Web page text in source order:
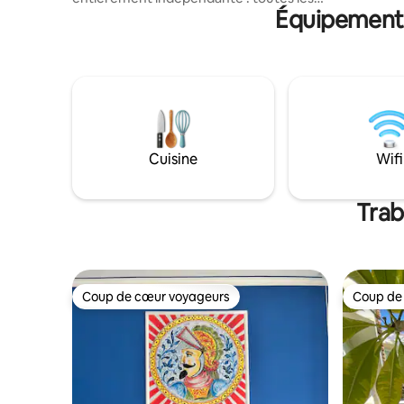
chambres sont climatisées, il y a une
télévision intelligente, un lave-vaisselle,
équipées de coffres-forts. Dans les
espaces extérieurs, il y a des tables, des
chaises, des canapés barbecue et un
parking avec une borne de recharge
Cuisine Wifi
Coup de cœur voyageurs
Coup de cœur voyageurs Coup
Coup